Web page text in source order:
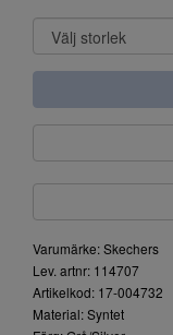
Varumärke: Skechers
Lev. artnr: 114707
Artikelkod: 17-004732
Material: Syntet